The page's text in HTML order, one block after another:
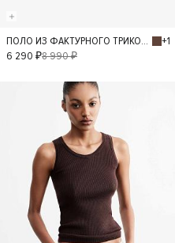
S L
ПОЛО ИЗ ФАКТУРНОГО ТРИКОТАЖА
+1
6 290 ₽8 990 ₽